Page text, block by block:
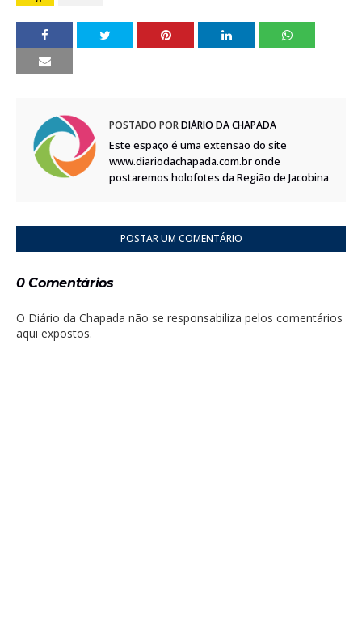
POSTADO PORDIÁRIO DA CHAPADA
Este espaço é uma extensão do site
www.diariodachapada.com.br onde
postaremos holofotes da Região de Jacobina
POSTAR UM COMENTÁRIO
0 Comentários
O Diário da Chapada não se responsabiliza pelos comentários
aqui expostos.